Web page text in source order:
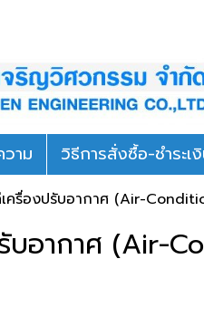
าม วิธีการสั่งซื้อ-ชำระเ
เครื่องปรับอากาศ (Air-
บอากาศ (Air-